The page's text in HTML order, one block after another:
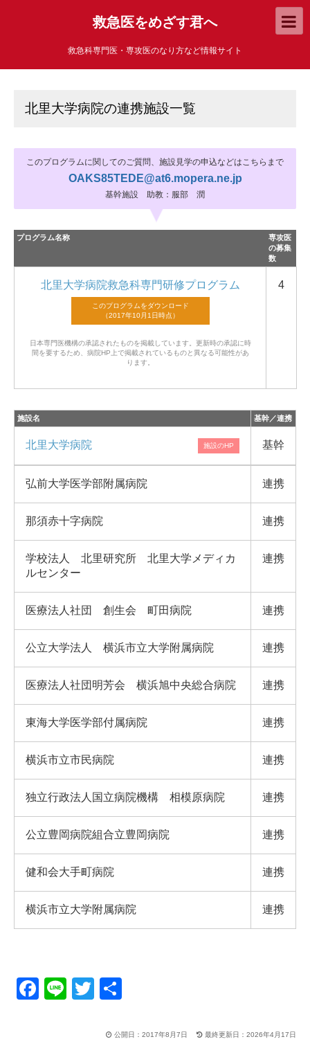
救急医をめざす君へ
救急科専門医・専攻医のなり方など情報サイト
北里大学病院の連携施設一覧
このプログラムに関してのご質問、施設見学の申込などはこちらまで
OAKS85TEDE@at6.mopera.ne.jp
基幹施設 助教：服部 潤
プログラム名称
専攻医
の募集
数
北里大学病院救急科専門研修プログラム
日本専門医機構の承認されたものを掲載しています。 更新時の承認に時
間を要するため、病院HP上で掲載されているものと異なる可能性があ
ります。
4
施設名 基幹／連携
北里大学病院 基幹
弘前大学医学部附属病院 連携
那須赤十字病院 連携
学校法人 北里研究所 北里大学メディカ
ルセンター
連携
医療法人社団 創生会 町田病院 連携
公立大学法人 横浜市立大学附属病院 連携
医療法人社団明芳会 横浜旭中央総合病院 連携
東海大学医学部付属病院 連携
横浜市立市民病院 連携
独立行政法人国立病院機構 相模原病院 連携
公立豊岡病院組合立豊岡病院 連携
健和会大手町病院 連携
横浜市立大学附属病院 連携
F
Li
T
tt
公開日：2017年8月7日 最終更新日：2026年4月17日